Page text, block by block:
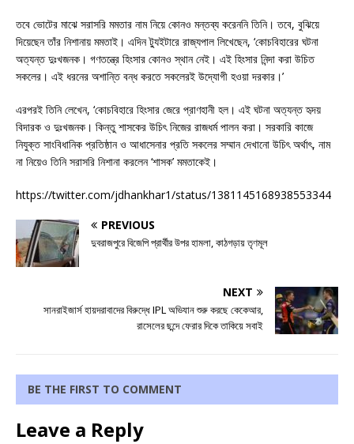
তবে ভোটের মাঝে সরাসরি মমতার নাম নিয়ে কোনও মন্তব্য করেননি তিনি। তবে, বুঝিয়ে
দিয়েছেন তাঁর নিশানায় মমতাই। এদিন ট্যুইটারে রাজ্যপাল লিখেছেন, ‘কোচবিহারের ঘটনা
অত্যন্ত দুঃখজনক। গণতন্ত্রে হিংসার কোনও স্থান নেই। এই হিংসার নিন্দা করা উচিত
সকলের। এই ধরনের অশান্তি বন্ধ করতে সকলেরই উদ্যোগী হওয়া দরকার।’
এরপরই তিনি লেখেন, ‘কোচবিহারে হিংসার জেরে প্রাণহানী হল। এই ঘটনা অত্যন্ত হৃদয়
বিদারক ও দুঃখজনক। কিন্তু শাসকের উচিৎ নিজের রাজধর্ম পালন করা। সরকারি কাজে
নিযুক্ত সাংবিধানিক প্রতিষ্ঠান ও আধাসেনার প্রতি সকলের সম্মান দেখানো উচিৎ অর্থাৎ, নাম
না নিয়েও তিনি সরাসরি নিশানা করলেন ‘শাসক’ মমতাকেই।
https://twitter.com/jdhankhar1/status/1381145168938553344
PREVIOUS
দুবরাজপুরে বিজেপি প্রার্থীর উপর হামলা, কাঠগড়ায় তৃণমূল
NEXT
সানরাইজার্স হায়দরাবাদের বিরুদ্ধে IPL অভিযান শুরু করছে কেকেআর,
রাসেলের ছন্দে ফেরার দিকে তাকিয়ে সবাই
BE THE FIRST TO COMMENT
Leave a Reply